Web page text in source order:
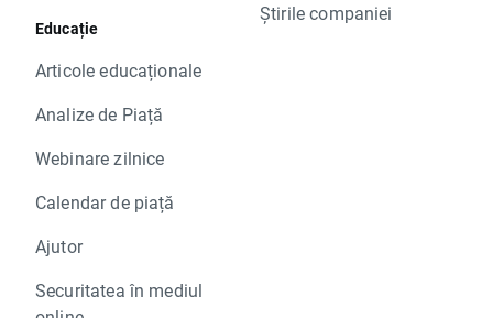
Educație
Articole educaționale
Analize de Piață
Webinare zilnice
Calendar de piață
Ajutor
Securitatea în mediul
Știrile companiei